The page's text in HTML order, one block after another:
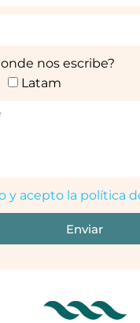
nos escribe?
Latam
y acepto la política
Enviar